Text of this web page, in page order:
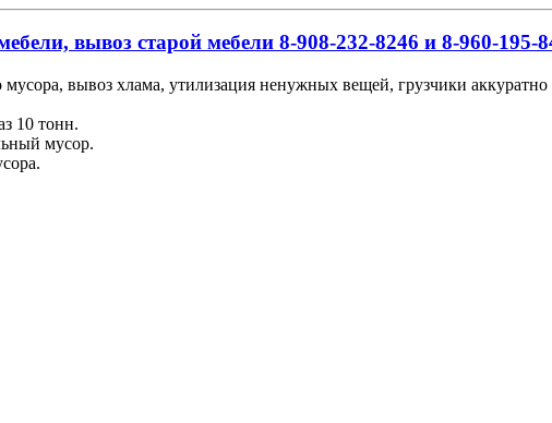
вывоз старой мебели 8-908-232-8246 и 8-960-195-
вывоз хлама, утилизация ненужных вещей, грузчики аккуратно
10 тонн.
мусор.